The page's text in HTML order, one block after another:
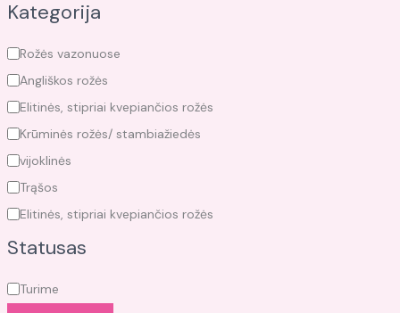
Kategorija
Rožės vazonuose
Angliškos rožės
Elitinės, stipriai kvepiančios rožės
Krūminės rožės/ stambiažiedės
vijoklinės
Trąšos
Elitinės, stipriai kvepiančios rožės
Statusas
Turime